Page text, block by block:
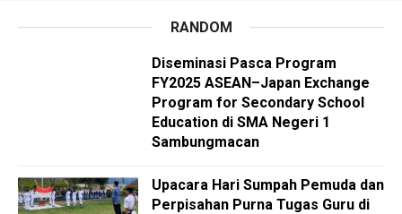
RANDOM
Diseminasi Pasca Program
FY2025 ASEAN–Japan Exchange
Program for Secondary School
Education di SMA Negeri 1
Sambungmacan
Upacara Hari Sumpah Pemuda dan
Perpisahan Purna Tugas Guru di